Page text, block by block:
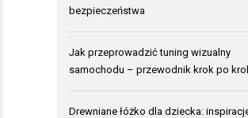
bezpieczeństwa
Jak przeprowadzić tuning wizualny
samochodu – przewodnik krok po
Drewniane łóżko dla dziecka: